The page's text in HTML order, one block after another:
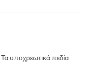
Τα υποχρεωτικά πεδία